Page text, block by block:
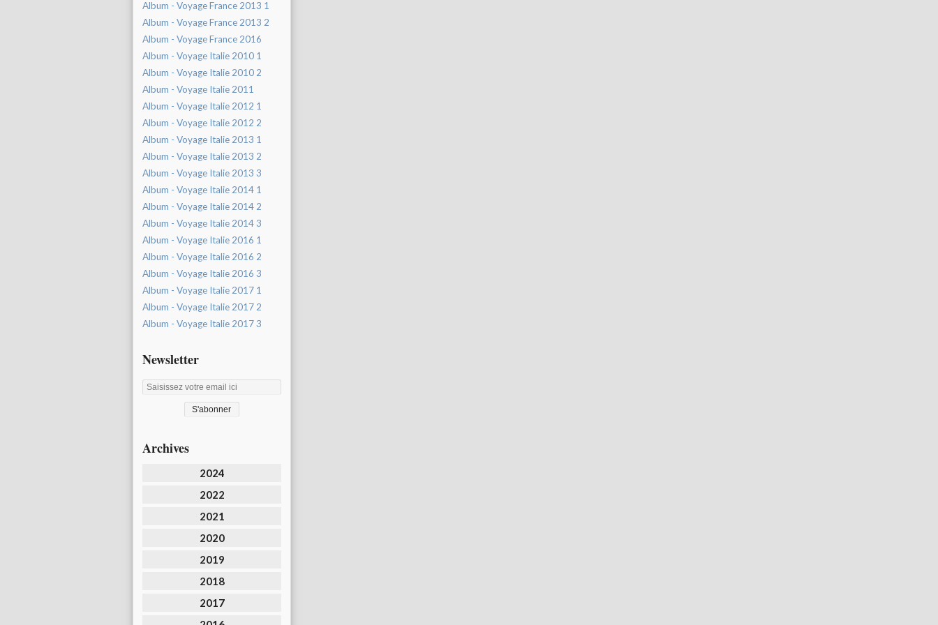
Album - Voyage France 2013 1
Album - Voyage France 2013 2
Album - Voyage France 2016
Album - Voyage Italie 2010 1
Album - Voyage Italie 2010 2
Album - Voyage Italie 2011
Album - Voyage Italie 2012 1
Album - Voyage Italie 2012 2
Album - Voyage Italie 2013 1
Album - Voyage Italie 2013 2
Album - Voyage Italie 2013 3
Album - Voyage Italie 2014 1
Album - Voyage Italie 2014 2
Album - Voyage Italie 2014 3
Album - Voyage Italie 2016 1
Album - Voyage Italie 2016 2
Album - Voyage Italie 2016 3
Album - Voyage Italie 2017 1
Album - Voyage Italie 2017 2
Album - Voyage Italie 2017 3
Newsletter
Archives
2024
2022
2021
2020
2019
2018
2017